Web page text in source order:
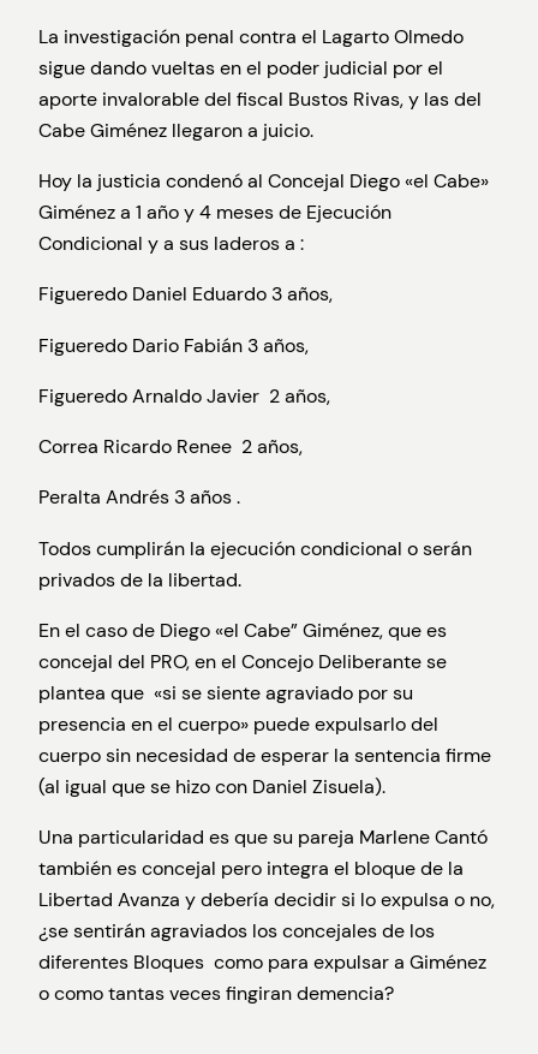
La investigación penal contra el Lagarto Olmedo
sigue dando vueltas en el poder judicial por el
aporte invalorable del fiscal Bustos Rivas, y las del
Cabe Giménez llegaron a juicio.
Hoy la justicia condenó al Concejal Diego «el Cabe»
Giménez a 1 año y 4 meses de Ejecución
Condicional y a sus laderos a :
Figueredo Daniel Eduardo 3 años,
Figueredo Dario Fabián 3 años,
Figueredo Arnaldo Javier 2 años,
Correa Ricardo Renee 2 años,
Peralta Andrés 3 años .
Todos cumplirán la ejecución condicional o serán
privados de la libertad.
En el caso de Diego «el Cabe” Giménez, que es
concejal del PRO, en el Concejo Deliberante se
plantea que «si se siente agraviado por su
presencia en el cuerpo» puede expulsarlo del
cuerpo sin necesidad de esperar la sentencia firme
(al igual que se hizo con Daniel Zisuela).
Una particularidad es que su pareja Marlene Cantó
también es concejal pero integra el bloque de la
Libertad Avanza y debería decidir si lo expulsa o no,
¿se sentirán agraviados los concejales de los
diferentes Bloques como para expulsar a Giménez
o como tantas veces fingiran demencia?